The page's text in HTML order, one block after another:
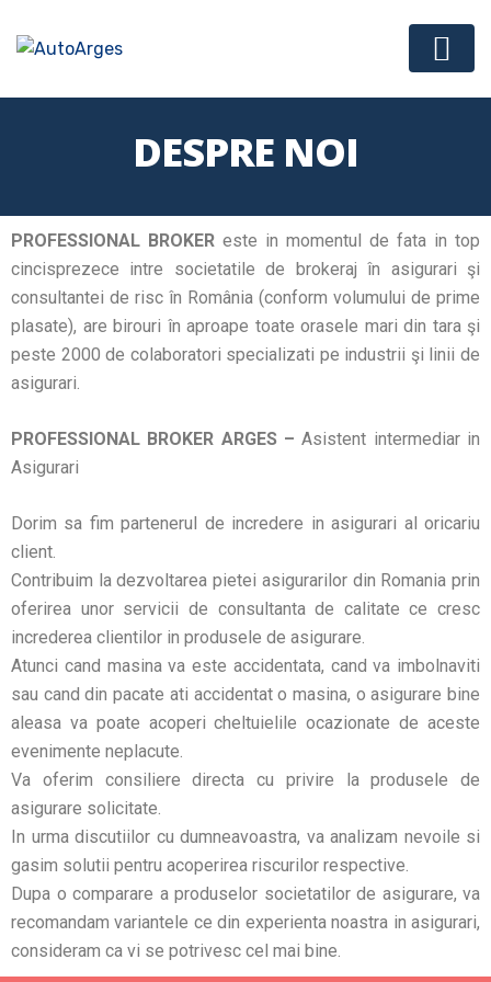
DESPRE NOI
PROFESSIONAL BROKER este in momentul de fata in top
cincisprezece intre societatile de brokeraj în asigurari şi
consultantei de risc în România (conform volumului de prime
plasate), are birouri în aproape toate orasele mari din tara şi
peste 2000 de colaboratori specializati pe industrii şi linii de
asigurari.
PROFESSIONAL BROKER ARGES –Asistent intermediar in
Asigurari
Dorim sa fim partenerul de incredere in asigurari al oricariu
client.
Contribuim la dezvoltarea pietei asigurarilor din Romania prin
oferirea unor servicii de consultanta de calitate ce cresc
increderea clientilor in produsele de asigurare.
Atunci cand masina va este accidentata, cand va imbolnaviti
sau cand din pacate ati accidentat o masina, o asigurare bine
aleasa va poate acoperi cheltuielile ocazionate de aceste
evenimente neplacute.
Va oferim consiliere directa cu privire la produsele de
asigurare solicitate.
In urma discutiilor cu dumneavoastra, va analizam nevoile si
gasim solutii pentru acoperirea riscurilor respective.
Dupa o comparare a produselor societatilor de asigurare, va
recomandam variantele ce din experienta noastra in asigurari,
consideram ca vi se potrivesc cel mai bine.